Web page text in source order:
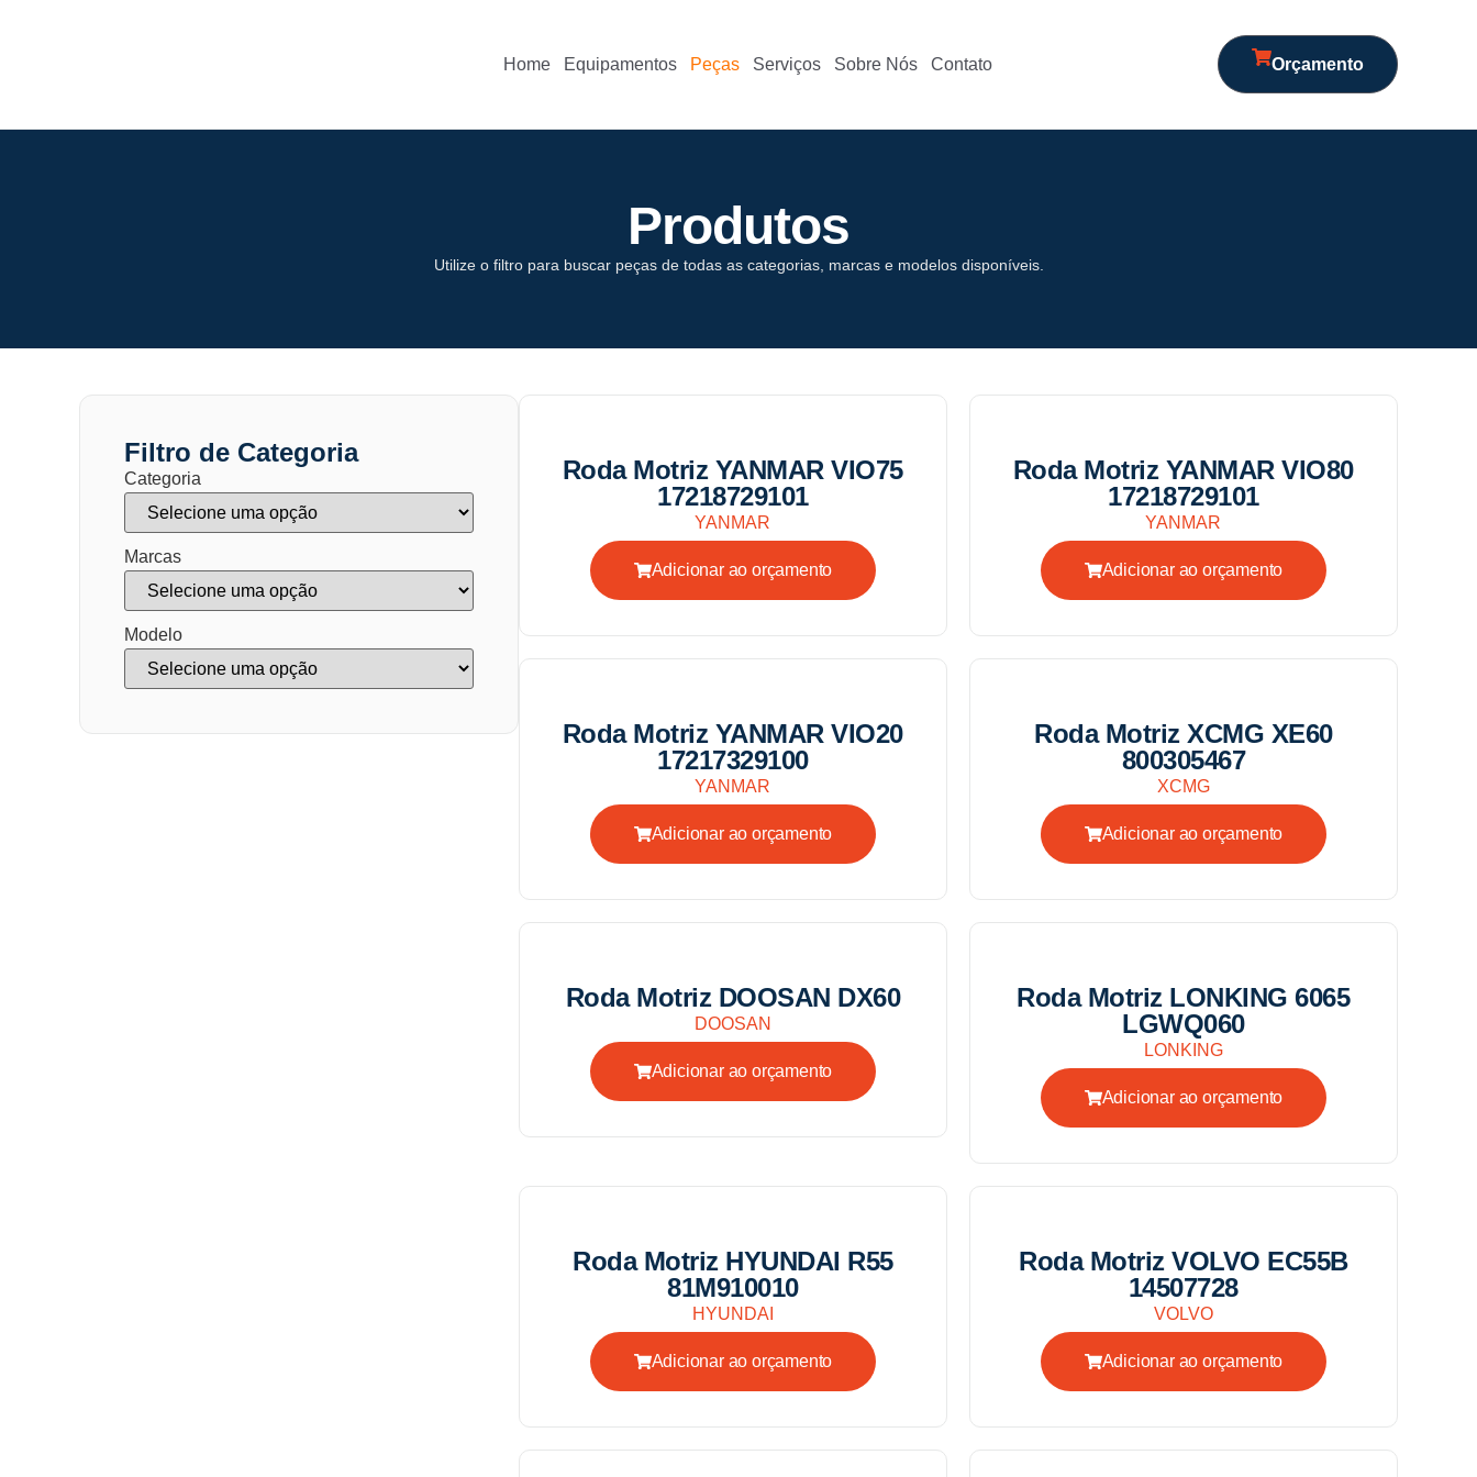
Home Equipamentos Peças Serviços Sobre Nós Contato Orçamento
Produtos
Utilize o filtro para buscar peças de todas as categorias, marcas e modelos disponíveis.
Filtro de Categoria
Categoria
Marcas
Modelo
Roda Motriz YANMAR VIO75
17218729101
YANMAR
Adicionar ao orçamento
Roda Motriz YANMAR VIO80
17218729101
YANMAR
Adicionar ao orçamento
Roda Motriz YANMAR VIO20
17217329100
YANMAR
Adicionar ao orçamento
Roda Motriz XCMG XE60
800305467
XCMG
Adicionar ao orçamento
Roda Motriz DOOSAN DX60
DOOSAN
Adicionar ao orçamento
Roda Motriz LONKING 6065
LGWQ060
LONKING
Adicionar ao orçamento
Roda Motriz HYUNDAI R55
81M910010
HYUNDAI
Adicionar ao orçamento
Roda Motriz VOLVO EC55B
14507728
VOLVO
Adicionar ao orçamento